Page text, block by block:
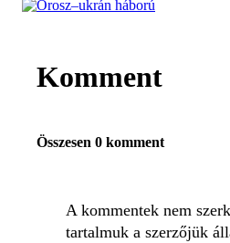
Komment
Összesen 0 komment
A kommentek nem
tartalmuk a szerzőjük